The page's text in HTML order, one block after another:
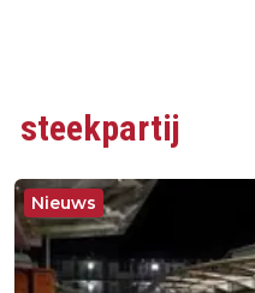
steekpartij
Nieuws